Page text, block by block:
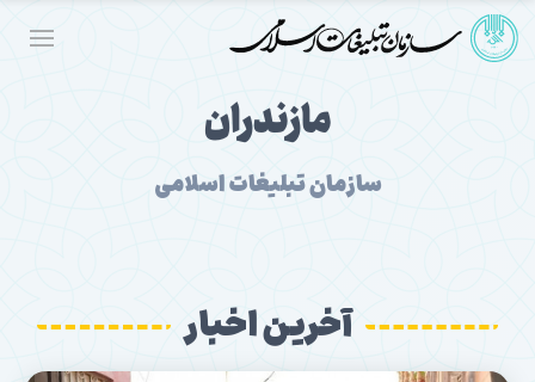
مازندران
سازمان تبلیغات اسلامی
آخرین اخبار